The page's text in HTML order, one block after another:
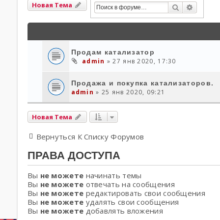
Новая Тема Поиск
Продам катализатор
admin » 27 янв 2020, 17:30
Продажа и покупка катализаторов.
admin » 25 янв 2020, 09:21
Новая Тема
Вернуться К Списку Форумов
ПРАВА ДОСТУПА
Вы не можете начинать темы
Вы не можете отвечать на сообщения
Вы не можете редактировать свои сообщения
Вы не можете удалять свои сообщения
Вы не можете добавлять вложения